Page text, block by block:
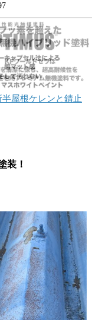
半屋根ケレンと錆止
装！